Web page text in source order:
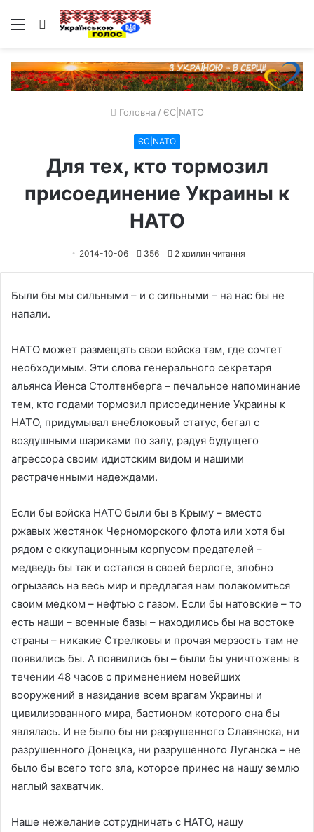
Меню Пошук
Головна / ЄС|NATO
ЄС|NATO
Для тех, кто тормозил
присоединение Украины к
НАТО
2014-10-06 356 2 хвилин читання
Были бы мы сильными – и с сильными – на нас бы не
напали.
НАТО может размещать свои войска там, где сочтет
необходимым. Эти слова генерального секретаря
альянса Йенса Столтенберга – печальное напоминание
тем, кто годами тормозил присоединение Украины к
НАТО, придумывал внеблоковый статус, бегал с
воздушными шариками по залу, радуя будущего
агрессора своим идиотским видом и нашими
растраченными надеждами.
Если бы войска НАТО были бы в Крыму – вместо
ржавых жестянок Черноморского флота или хотя бы
рядом с оккупационным корпусом предателей –
медведь бы так и остался в своей берлоге, злобно
огрызаясь на весь мир и предлагая нам полакомиться
своим медком – нефтью с газом. Если бы натовские – то
есть наши – военные базы – находились бы на востоке
страны – никакие Стрелковы и прочая мерзость там не
появились бы. А появились бы – были бы уничтожены в
течении 48 часов с применением новейших
вооружений в назидание всем врагам Украины и
цивилизованного мира, бастионом которого она бы
являлась. И не было бы ни разрушенного Славянска, ни
разрушенного Донецка, ни разрушенного Луганска – не
было бы всего того зла, которое принес на нашу землю
наглый захватчик.
Наше нежелание сотрудничать с НАТО, нашу